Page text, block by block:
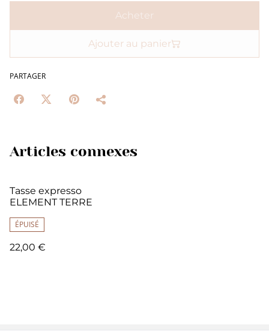
Acheter
Ajouter au panier
PARTAGER
Articles connexes
Tasse expresso
ELEMENT TERRE
ÉPUISÉ
22,00 €